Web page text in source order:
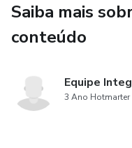
Saiba mais
conteúdo
Equipe
3 Ano Hotmarter